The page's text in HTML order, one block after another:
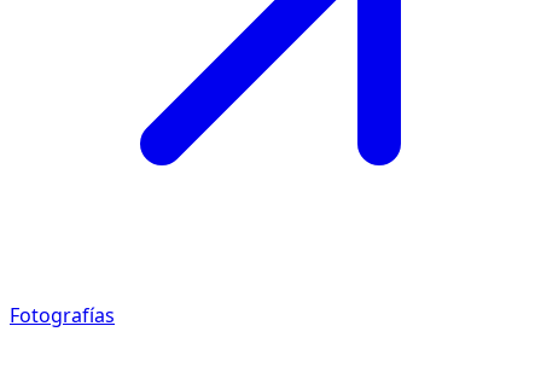
Fotografías